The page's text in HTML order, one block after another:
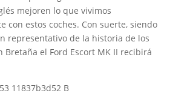
mejoren lo que vivimos
con estos coches. Con suerte, siendo
representativo de la historia de los
Bretaña el Ford Escort MK II recibirá